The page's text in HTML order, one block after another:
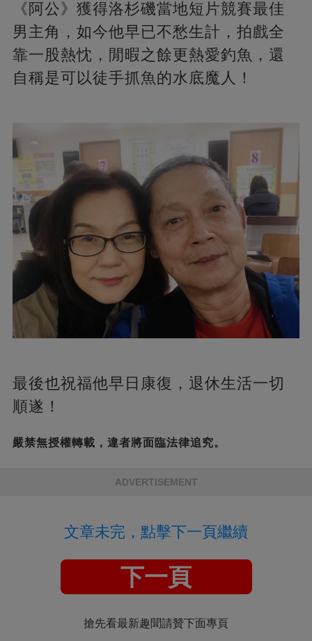
《阿公》獲得洛杉磯當地短片競賽最佳
男主角，如今他早已不愁生計，拍戲全
靠一股熱忱，閒暇之餘更熱愛釣魚，還
自稱是可以徒手抓魚的水底魔人！
最後也祝福他早日康復，退休生活一切
順遂！
嚴禁無授權轉載，違者將面臨法律追究。
ADVERTISEMENT
文章未完，點擊下一頁繼續
下一頁
搶先看最新趣聞請贊下面專頁